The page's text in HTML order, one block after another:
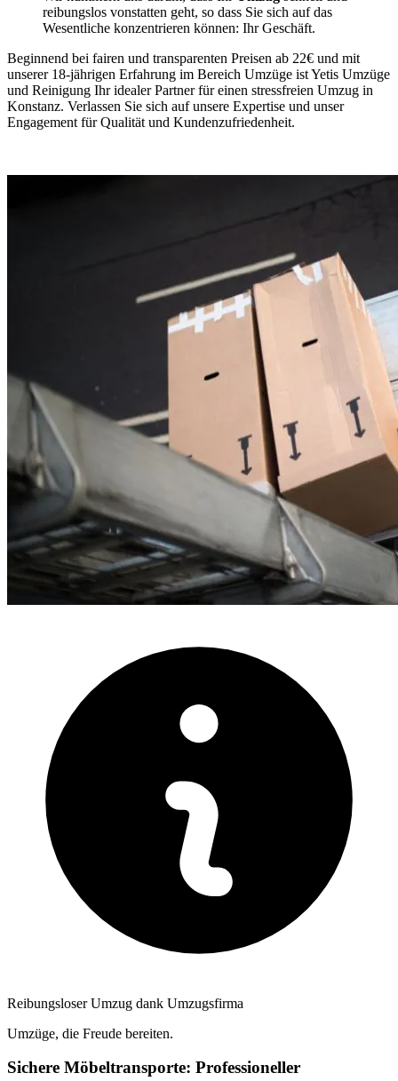
reibungslos vonstatten geht, so dass Sie sich auf das
Wesentliche konzentrieren können: Ihr Geschäft.
Beginnend bei fairen und transparenten Preisen ab 22€ und mit
unserer 18-jährigen Erfahrung im Bereich Umzüge ist Yetis Umzüge
und Reinigung Ihr idealer Partner für einen stressfreien Umzug in
Konstanz. Verlassen Sie sich auf unsere Expertise und unser
Engagement für Qualität und Kundenzufriedenheit.
Reibungsloser Umzug dank Umzugsfirma
Umzüge, die Freude bereiten.
Sichere Möbeltransporte: Professioneller